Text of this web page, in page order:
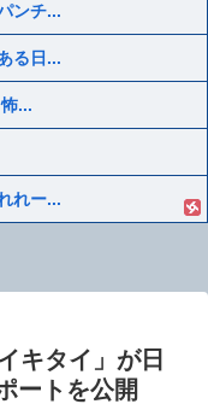
ンチ...
る日...
...
れー...
キタイ」が日
ートを公開